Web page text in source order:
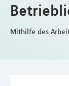
Mithilfe des